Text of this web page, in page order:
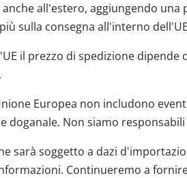
all'estero, aggiungendo una
sulla consegna all'interno
il prezzo di spedizione dipende
Europea non includono
doganale. Non siamo
sarà soggetto a dazi
Continueremo a